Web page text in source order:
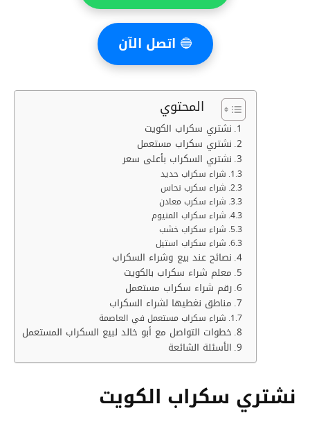
🔵 اتصل الآن
المحتوي
نشتري سكراب الكويت
نشتري سكراب مستعمل
نشتري السكراب بأعلى سعر
شراء سكراب حديد
شراء سكرب نحاس
شراء سكرب معادن
شراء سكراب المنيوم
شراء سكراب خشب
شراء سكراب استيل
نصائح عند بيع وشراء السكراب
معلم شراء سكراب بالكويت
رقم شراء سكراب مستعمل
مناطق نغطيها لشراء السكراب
شراء سكراب مستعمل في العاصمة
خطوات التواصل مع أبو خالد لبيع السكراب المستعمل
الأسئلة الشائعة
نشتري سكراب الكويت